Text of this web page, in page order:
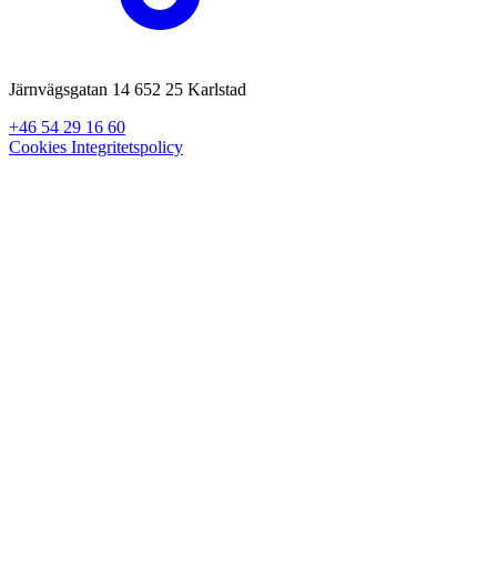
Järnvägsgatan 14 652 25 Karlstad
+46 54 29 16 60
Cookies Integritetspolicy